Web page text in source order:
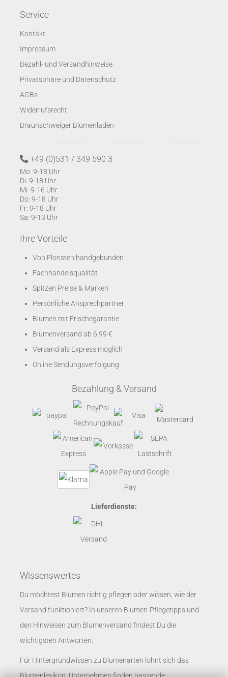
Service
Kontakt
Impressum
Bezahl- und Versandhinweise
Privatsphäre und Datenschutz
AGBs
Widerrufsrecht
Braunschweiger Blumenladen
+49 (0)531 / 349 590 3
Mo: 9-18 Uhr
Di: 9-18 Uhr
Mi: 9-16 Uhr
Do: 9-18 Uhr
Fr: 9-18 Uhr
Sa: 9-13 Uhr
Ihre Vorteile
Von Floristen handgebunden
Fachhandelsqualität
Spitzen Preise & Marken
Persönliche Ansprechpartner
Blumen mit Frischegarantie
Blumenversand ab 6,99 €
Versand als Express möglich
Online Sendungsverfolgung
Bezahlung & Versand
Lieferdienste: